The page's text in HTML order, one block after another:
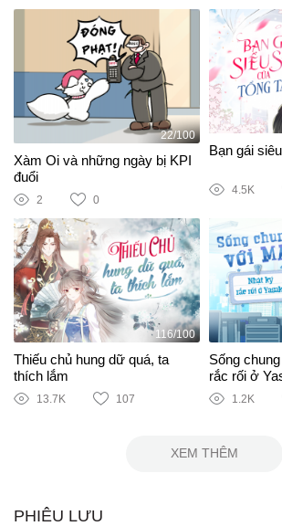
22/100
Xàm Oi và những ngày bị KPI
đuổi
2 0
Bạn gái
4.5K
116/100
Thiếu chủ hung dữ quá, ta
thích lắm
13.7K 107
Sống
rắc rối ở
1.2K
XEM THÊM
PHIÊU LƯU